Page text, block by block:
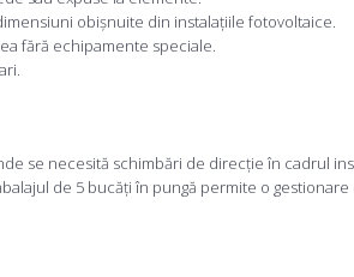
obișnuite din instalațiile fotovoltaice.
fără echipamente speciale.
se necesită schimbări de direcție în cadrul
de 5 bucăți în pungă permite o